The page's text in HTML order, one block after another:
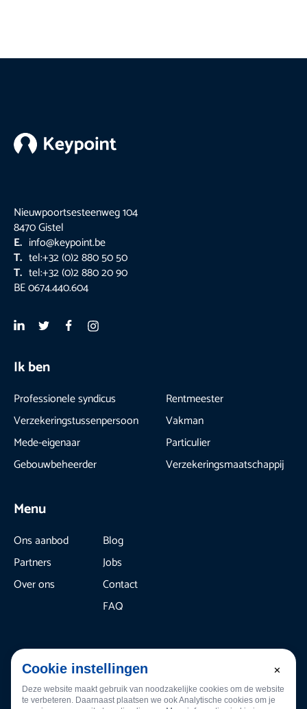
Nieuwpoortsesteenweg 104
8470 Gistel
E. info@keypoint.be
T. tel:+32 (0)2 880 50 50
T. tel:+32 (0)2 880 20 90
BE 0674.440.604
Ik ben
Professionele syndicus
Verzekeringstussenpersoon
Mede-eigenaar
Gebouwbeheerder
Rentmeester
Vakman
Particulier
Verzekeringsmaatschappij
Menu
Ons aanbod
Partners
Over ons
Blog
Jobs
Contact
FAQ
T Repair:+32 (0)2 880 50 50
T Vera:+32 (0)2 880 20 90